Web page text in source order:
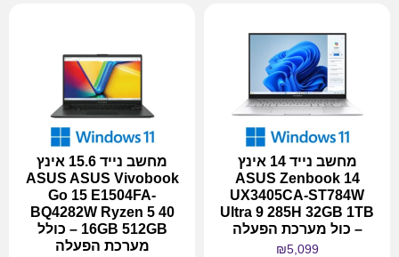
מחשב נייד 14 אינץ
ASUS Zenbook 14
UX3405CA-ST784W
Ultra 9 285H 32GB 1TB
– כול מערכת הפעלה
₪5,099
מחשב נייד 15.6 אינץ
ASUS ASUS Vivobook
Go 15 E1504FA-
BQ4282W Ryzen 5 40
16GB 512GB – כולל
מערכת הפעלה